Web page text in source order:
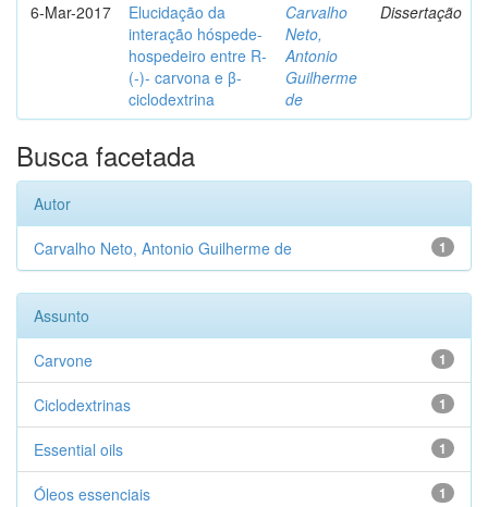
6-Mar-2017
Elucidação da
interação hóspede-
hospedeiro entre R-
(-)- carvona e β-
ciclodextrina
Carvalho
Neto,
Antonio
Guilherme
de
Dissertação
Busca facetada
Autor
1
Carvalho Neto, Antonio Guilherme de
Assunto
1
Carvone
1
Ciclodextrinas
1
Essential oils
1
Óleos essenciais